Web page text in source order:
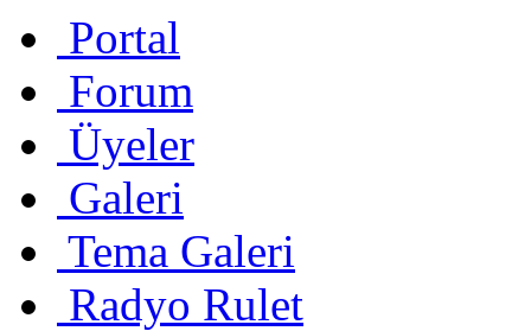
Portal
Forum
Üyeler
Galeri
Tema Galeri
Radyo Rulet